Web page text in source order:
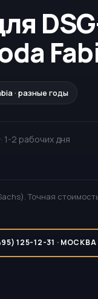
· разные годы
· 1-2 рабочих дня
Точная
125-12-31 · МОСКВА